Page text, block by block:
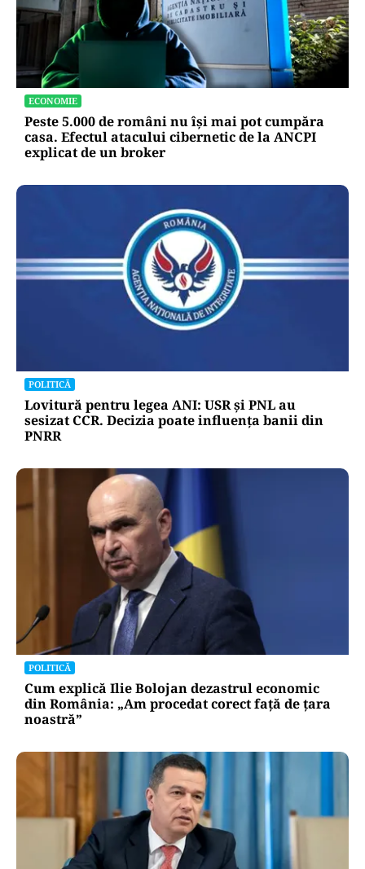
ECONOMIE
Peste 5.000 de români nu își mai pot cumpăra
casa. Efectul atacului cibernetic de la ANCPI
explicat de un broker
POLITICĂ
Lovitură pentru legea ANI: USR și PNL au
sesizat CCR. Decizia poate influența banii din
PNRR
POLITICĂ
Cum explică Ilie Bolojan dezastrul economic
din România: „Am procedat corect față de țara
noastră”